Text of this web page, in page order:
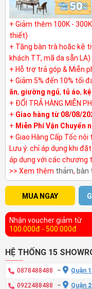
+ Giảm thêm 100K -
thiết)
+ Tặng bàn trà hoặc kệ
khách TT, mã da sẵn LA)
+ Hỗ trợ trả góp & Miễn
+ Giảm 5% đến 10% tối
ăn, giường ngủ, tủ áo,
+ ĐỔI TRẢ HÀNG MIỄN
+ Giao hàng từ 08/08/
+ Miễn Phí Vận Chuyển
+ Giao Hàng Cấp Tốc
Lưu ý: chỉ áp dụng khi
áp dụng với các chương
>> Xem thêm thảm, bàn
MUA NGAY
Nhận voucher giảm từ
100.000đ - 500.000đ
HỆ THỐNG 15
0878488488 – Quận
0922488488 – Quận 2